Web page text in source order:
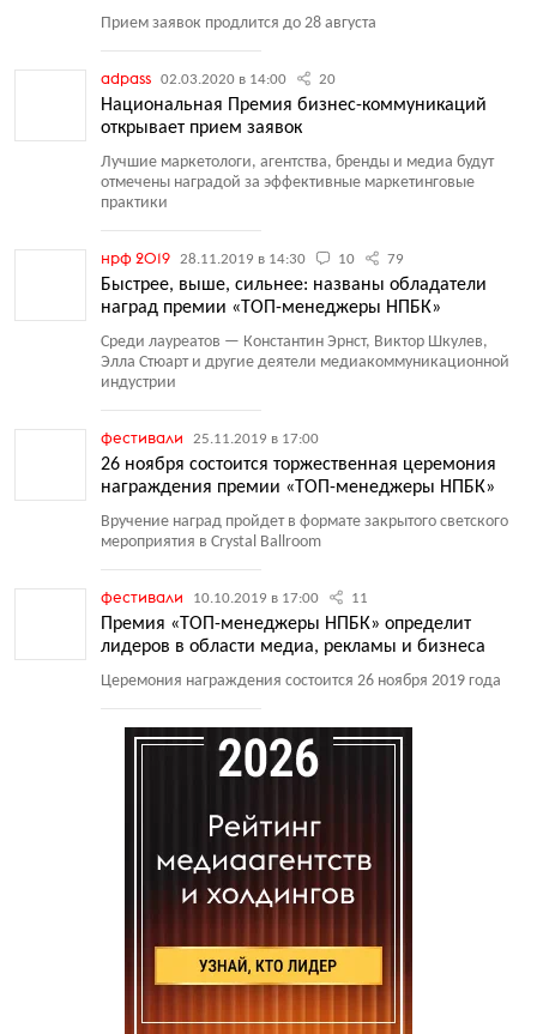
Прием заявок продлится до 28 августа
adpass 02.03.2020 в 14:00 20
Национальная Премия бизнес-коммуникаций
открывает прием заявок
Лучшие маркетологи, агентства, бренды и медиа будут
отмечены наградой за эффективные маркетинговые
практики
нрф 2019 28.11.2019 в 14:30 10 79
Быстрее, выше, сильнее: названы обладатели
наград премии «ТОП-менеджеры НПБК»
Среди лауреатов — Константин Эрнст, Виктор Шкулев,
Элла Стюарт и другие деятели медиакоммуникационной
индустрии
фестивали 25.11.2019 в 17:00
26 ноября состоится торжественная церемония
награждения премии «ТОП-менеджеры НПБК»
Вручение наград пройдет в формате закрытого светского
мероприятия в Crystal Ballroom
фестивали 10.10.2019 в 17:00 11
Премия «ТОП-менеджеры НПБК» определит
лидеров в области медиа, рекламы и бизнеса
Церемония награждения состоится 26 ноября 2019 года